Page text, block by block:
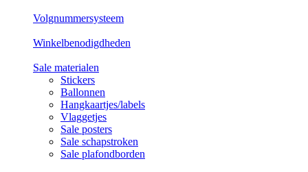
Volgnummersysteem
Winkelbenodigdheden
Sale materialen
Stickers
Ballonnen
Hangkaartjes/labels
Vlaggetjes
Sale posters
Sale schapstroken
Sale plafondborden